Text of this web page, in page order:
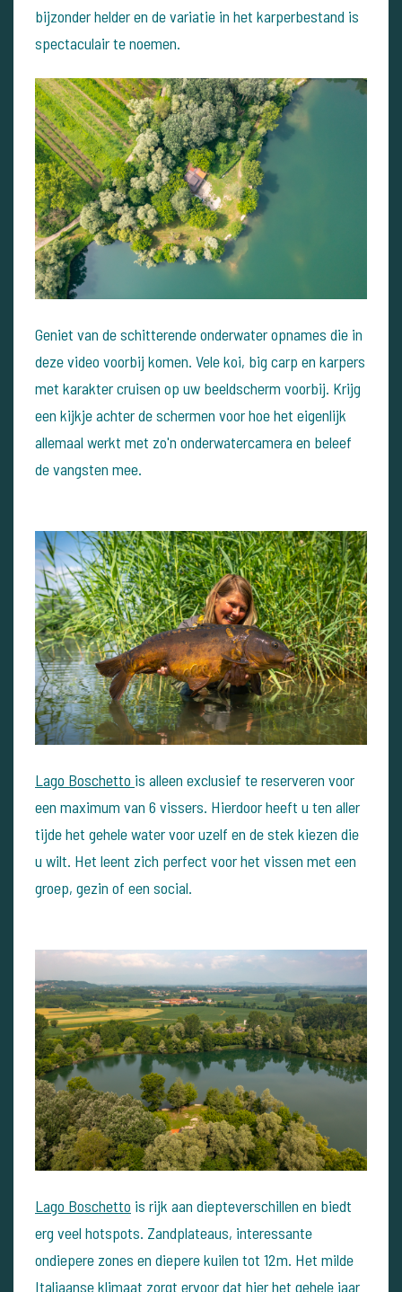
bijzonder helder en de variatie in het karperbestand is
spectaculair te noemen.
Geniet van de schitterende onderwater opnames die in
deze video voorbij komen. Vele koi, big carp en karpers
met karakter cruisen op uw beeldscherm voorbij. Krijg
een kijkje achter de schermen voor hoe het eigenlijk
allemaal werkt met zo'n onderwatercamera en beleef
de vangsten mee.
Lago Boschetto is alleen exclusief te reserveren voor
een maximum van 6 vissers. Hierdoor heeft u ten aller
tijde het gehele water voor uzelf en de stek kiezen die
u wilt. Het leent zich perfect voor het vissen met een
groep, gezin of een social.
Lago Boschetto is rijk aan diepteverschillen en biedt
erg veel hotspots. Zandplateaus, interessante
ondiepere zones en diepere kuilen tot 12m. Het milde
Italiaanse klimaat zorgt ervoor dat hier het gehele jaar